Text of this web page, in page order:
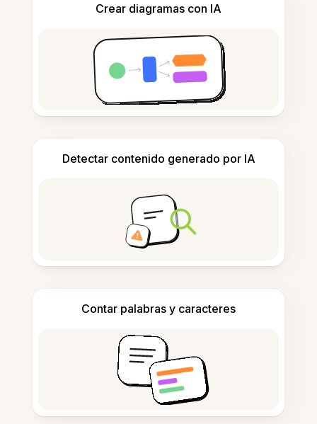
Crear diagramas con IA
Detectar contenido generado por IA
Contar palabras y caracteres